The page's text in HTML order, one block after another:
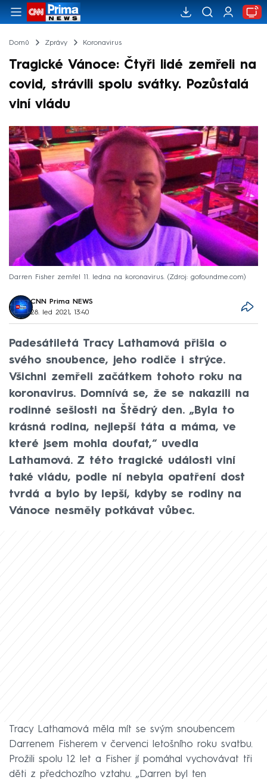
Domů Zprávy Koronavirus
Tragické Vánoce: Čtyři lidé zemřeli na
covid, strávili spolu svátky. Pozůstalá
viní vládu
Darren Fisher zemřel 11. ledna na koronavirus. Zdroj: gofoundme.com
CNN Prima NEWS
28. led 2021, 13:40
Padesátiletá Tracy Lathamová přišla o
svého snoubence, jeho rodiče i strýce.
Všichni zemřeli začátkem tohoto roku na
koronavirus. Domnívá se, že se nakazili na
rodinné sešlosti na Štědrý den. „Byla to
krásná rodina, nejlepší táta a máma, ve
které jsem mohla doufat,“ uvedla
Lathamová. Z této tragické události viní
také vládu, podle ní nebyla opatření dost
tvrdá a bylo by lepší, kdyby se rodiny na
Vánoce nesměly potkávat vůbec.
Tracy Lathamová měla mít se svým snoubencem
Darrenem Fisherem v červenci letošního roku svatbu.
Prožili spolu 12 let a Fisher jí pomáhal vychovávat tři
děti z předchozího vztahu. „Darren byl ten